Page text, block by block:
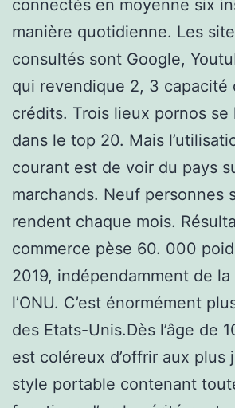
connectés en moyenne six
manière quotidienne. Les
consultés sont Google,
qui revendique 2, 3 capacité
crédits. Trois lieux pornos se
dans le top 20. Mais
courant est de voir du pays
marchands. Neuf personnes
rendent chaque mois.
commerce pèse 60. 000
2019, indépendamment de
l’ONU. C’est énormément
des Etats-Unis.Dès l’âge de
est coléreux d’offrir aux plus
style portable contenant